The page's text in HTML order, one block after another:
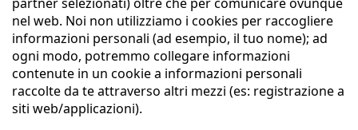
nel web. Noi non utilizziamo i cookies per raccogliere
informazioni personali (ad esempio, il tuo nome); ad
ogni modo, potremmo collegare informazioni
contenute in un cookie a informazioni personali
raccolte da te attraverso altri mezzi (es: registrazione a
siti web/applicazioni).